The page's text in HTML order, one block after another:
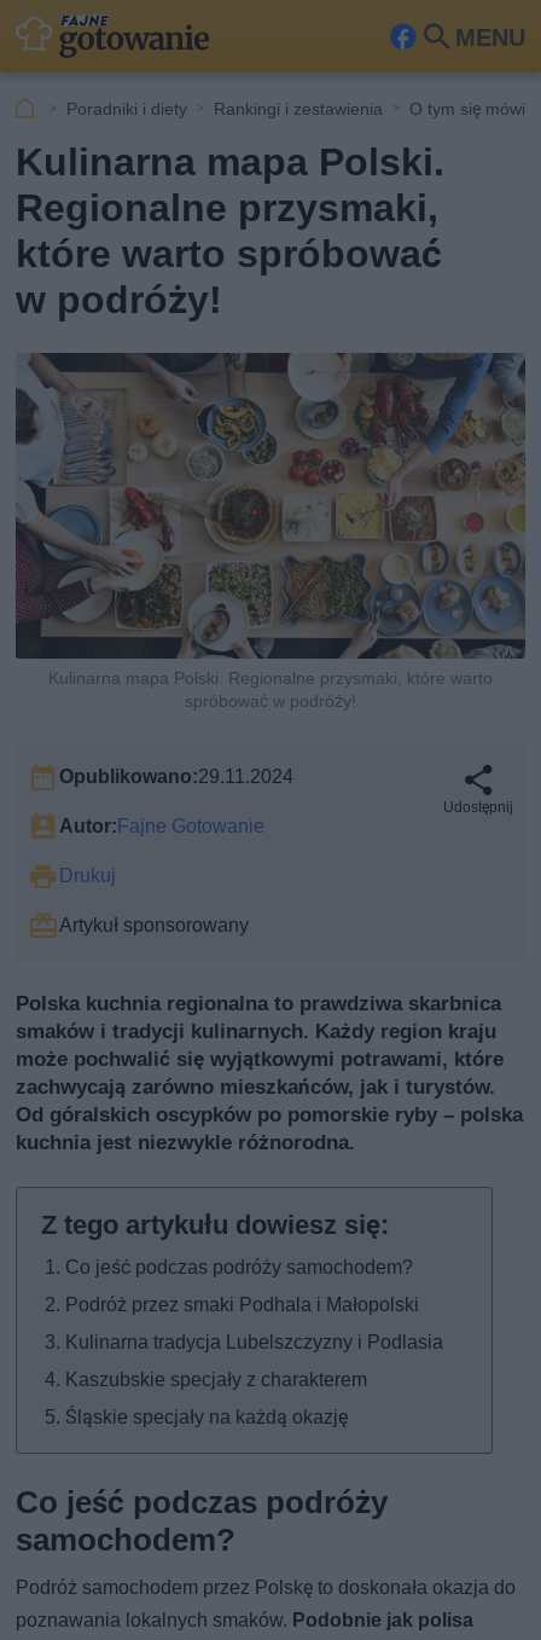
MENU
Fa
ook
Szu
kaj
Poradniki i diety Rankingi i zestawienia O tym się mówi
Kulinarna mapa Polski.
Regionalne przysmaki,
które warto spróbować
w podróży!
Kulinarna mapa Polski. Regionalne przysmaki, które warto
spróbować w podróży!
Opublikowano:29.11.2024
Autor: Fajne Gotowanie
Drukuj
Artykuł sponsorowany
Udostępnij
Polska kuchnia regionalna to prawdziwa skarbnica
smaków i tradycji kulinarnych. Każdy region kraju
może pochwalić się wyjątkowymi potrawami, które
zachwycają zarówno mieszkańców, jak i turystów.
Od góralskich oscypków po pomorskie ryby – polska
kuchnia jest niezwykle różnorodna.
Co jeść podczas podróży samochodem?
Podróż przez smaki Podhala i Małopolski
Kulinarna tradycja Lubelszczyzny i Podlasia
Kaszubskie specjały z charakterem
Śląskie specjały na każdą okazję
Co jeść podczas podróży
samochodem?
Podróż samochodem przez Polskę to doskonała okazja do
poznawania lokalnych smaków. Podobnie jak polisa